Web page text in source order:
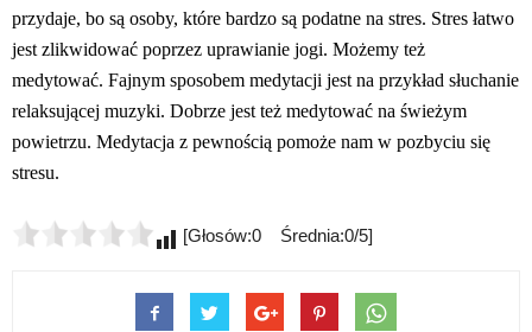
przydaje, bo są osoby, które bardzo są podatne na stres. Stres łatwo
jest zlikwidować poprzez uprawianie jogi. Możemy też
medytować. Fajnym sposobem medytacji jest na przykład słuchanie
relaksującej muzyki. Dobrze jest też medytować na świeżym
powietrzu. Medytacja z pewnością pomoże nam w pozbyciu się
stresu.
[Głosów:0 Średnia:0/5]